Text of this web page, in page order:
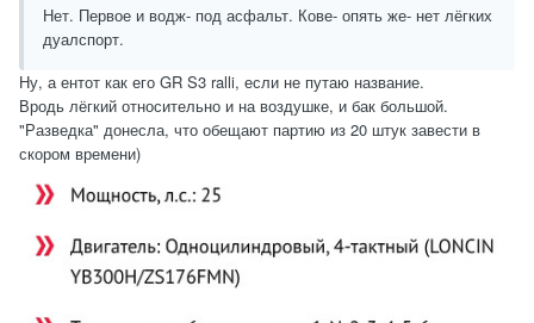
Нет. Первое и водж- под асфальт. Кове- опять же- нет лёгких
дуалспорт.
Ну, а ентот как его GR S3 ralli, если не путаю название.
Вродь лёгкий относительно и на воздушке, и бак большой.
"Разведка" донесла, что обещают партию из 20 штук завести в
скором времени)